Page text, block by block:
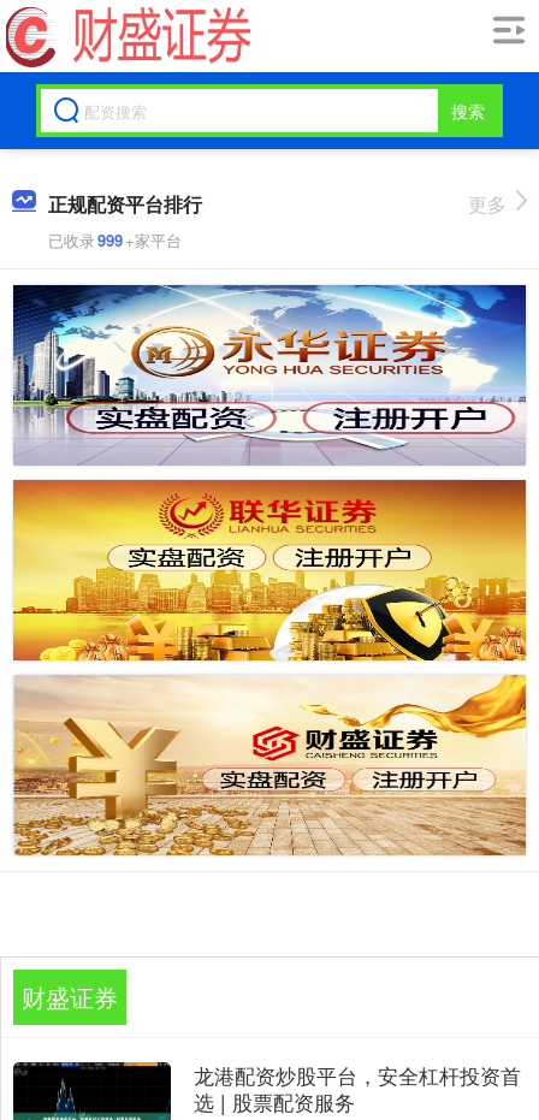
搜索
正规配资平台排行
已收录999+家平台
更多
财盛证券
龙港配资炒股平台，安全杠杆投资首
选 | 股票配资服务